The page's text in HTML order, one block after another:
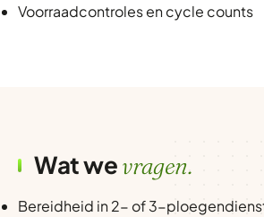
Voorraadcontroles en cycle counts
Wat wevragen.
Bereidheid in 2- of 3-